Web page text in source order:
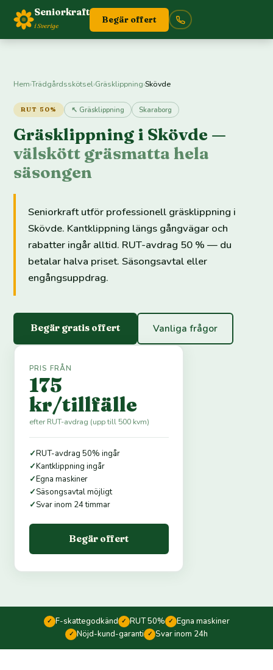
Seniorkraft
i Sverige
Begär offert
Hem›Trädgårdsskötsel›Gräsklippning›Skövde
RUT 50% ↖ Gräsklippning Skaraborg
Gräsklippning i Skövde —
välskött gräsmatta hela
säsongen
Seniorkraft utför professionell gräsklippning i
Skövde. Kantklippning längs gångvägar och
rabatter ingår alltid. RUT-avdrag 50 % — du
betalar halva priset. Säsongsavtal eller
engångsuppdrag.
Begär gratis offert Vanliga frågor
PRIS FRÅN
175
kr/tillfälle
efter RUT-avdrag (upp till 500 kvm)
✓RUT-avdrag 50% ingår
✓Kantklippning ingår
✓Egna maskiner
✓Säsongsavtal möjligt
✓Svar inom 24 timmar
Begär offert
✓ F-skattegodkänd ✓ RUT 50% ✓ Egna maskiner
✓ Nöjd-kund-garanti ✓ Svar inom 24h